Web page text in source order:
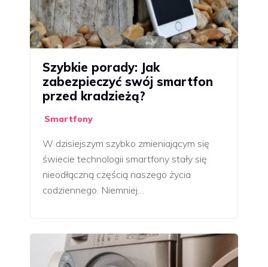
Szybkie porady: Jak
zabezpieczyć swój smartfon
przed kradzieżą?
Smartfony
W dzisiejszym szybko zmieniającym się
świecie technologii smartfony stały się
nieodłączną częścią naszego życia
codziennego. Niemniej…